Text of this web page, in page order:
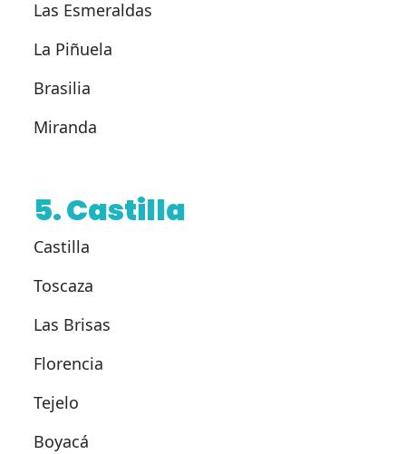
Las Esmeraldas
La Piñuela
Brasilia
Miranda
5. Castilla
Castilla
Toscaza
Las Brisas
Florencia
Tejelo
Boyacá